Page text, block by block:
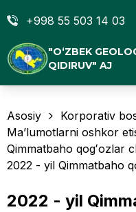
+998 55 503 14 03
"O‘ZBEK
QIDIRUV" AJ
Asosiy
Korporativ
Ma’lumotlarni oshkor
Qimmatbaho qogʻozlar
2022 - yil Qimmatbaho
2022 - yil